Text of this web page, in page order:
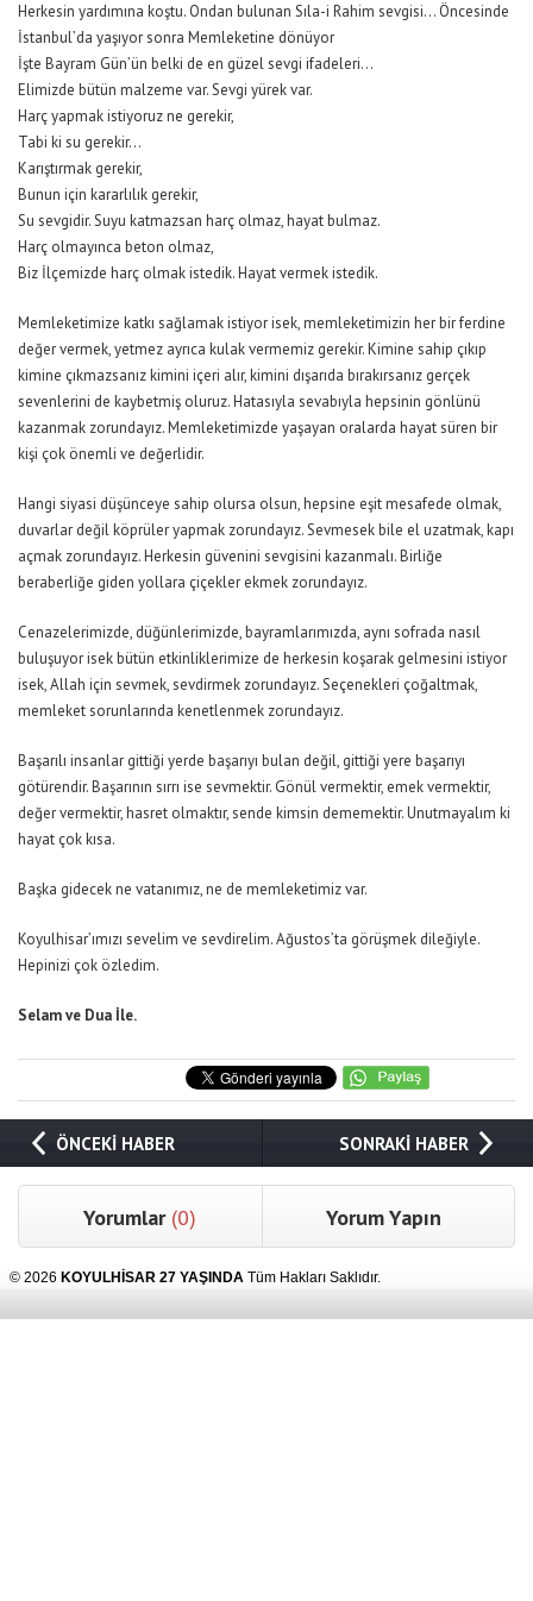
Herkesin yardımına koştu. Ondan bulunan Sıla-i Rahim sevgisi… Öncesinde
İstanbul’da yaşıyor sonra Memleketine dönüyor
İşte Bayram Gün’ün belki de en güzel sevgi ifadeleri…
Elimizde bütün malzeme var. Sevgi yürek var.
Harç yapmak istiyoruz ne gerekir,
Tabi ki su gerekir…
Karıştırmak gerekir,
Bunun için kararlılık gerekir,
Su sevgidir. Suyu katmazsan harç olmaz, hayat bulmaz.
Harç olmayınca beton olmaz,
Biz İlçemizde harç olmak istedik. Hayat vermek istedik.
Memleketimize katkı sağlamak istiyor isek, memleketimizin her bir ferdine
değer vermek, yetmez ayrıca kulak vermemiz gerekir. Kimine sahip çıkıp
kimine çıkmazsanız kimini içeri alır, kimini dışarıda bırakırsanız gerçek
sevenlerini de kaybetmiş oluruz. Hatasıyla sevabıyla hepsinin gönlünü
kazanmak zorundayız. Memleketimizde yaşayan oralarda hayat süren bir
kişi çok önemli ve değerlidir.
Hangi siyasi düşünceye sahip olursa olsun, hepsine eşit mesafede olmak,
duvarlar değil köprüler yapmak zorundayız. Sevmesek bile el uzatmak, kapı
açmak zorundayız. Herkesin güvenini sevgisini kazanmalı. Birliğe
beraberliğe giden yollara çiçekler ekmek zorundayız.
Cenazelerimizde, düğünlerimizde, bayramlarımızda, aynı sofrada nasıl
buluşuyor isek bütün etkinliklerimize de herkesin koşarak gelmesini istiyor
isek, Allah için sevmek, sevdirmek zorundayız. Seçenekleri çoğaltmak,
memleket sorunlarında kenetlenmek zorundayız.
Başarılı insanlar gittiği yerde başarıyı bulan değil, gittiği yere başarıyı
götürendir. Başarının sırrı ise sevmektir. Gönül vermektir, emek vermektir,
değer vermektir, hasret olmaktır, sende kimsin dememektir. Unutmayalım ki
hayat çok kısa.
Başka gidecek ne vatanımız, ne de memleketimiz var.
Koyulhisar’ımızı sevelim ve sevdirelim. Ağustos’ta görüşmek dileğiyle.
Hepinizi çok özledim.
Selam ve Dua İle.
ÖNCEKİ HABER SONRAKİ HABER
Yorumlar (0) Yorum Yapın
© 2026 KOYULHİSAR 27 YAŞINDA Tüm Hakları Saklıdır.